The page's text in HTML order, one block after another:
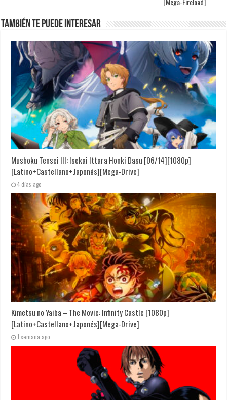
También te puede interesar
Mushoku Tensei III: Isekai Ittara Honki Dasu [06/14][1080p]
[Latino+Castellano+Japonés][Mega-Drive]
4 días ago
Kimetsu no Yaiba – The Movie: Infinity Castle [1080p]
[Latino+Castellano+Japonés][Mega-Drive]
1 semana ago